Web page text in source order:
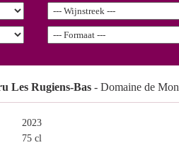
Les Rugiens-Bas - Domaine de
2023
75 cl